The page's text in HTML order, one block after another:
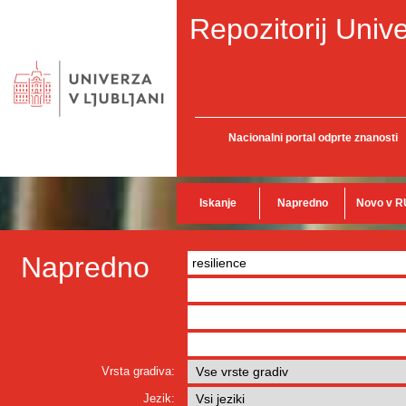
Repozitorij
Nacionalni portal odprte znanosti
Iskanje Napredno Novo v
Napredno
Vrsta gradiva:
Jezik: